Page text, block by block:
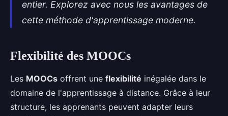
entier. Explorez avec nous les avantages de
cette méthode d'apprentissage moderne.
Flexibilité des MOOCs
Les MOOCs offrent une flexibilité inégalée dans le
domaine de l'apprentissage à distance. Grâce à leur
structure, les apprenants peuvent adapter leurs